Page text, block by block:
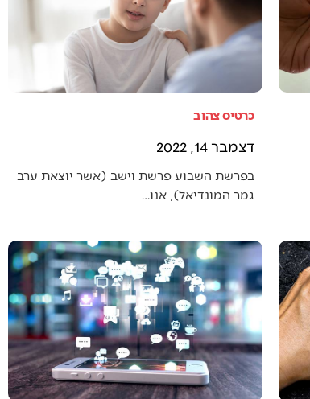
כרטיס צהוב
דצמבר 14, 2022
בפרשת השבוע פרשת וישב (אשר יוצאת ערב
גמר המונדיאל), אנו…